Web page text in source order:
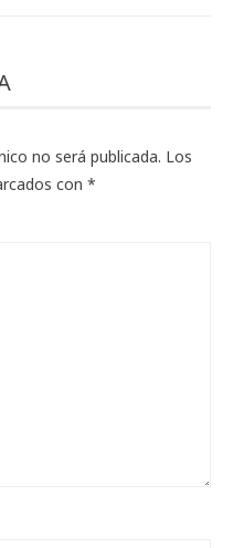
no será publicada. Los
con *